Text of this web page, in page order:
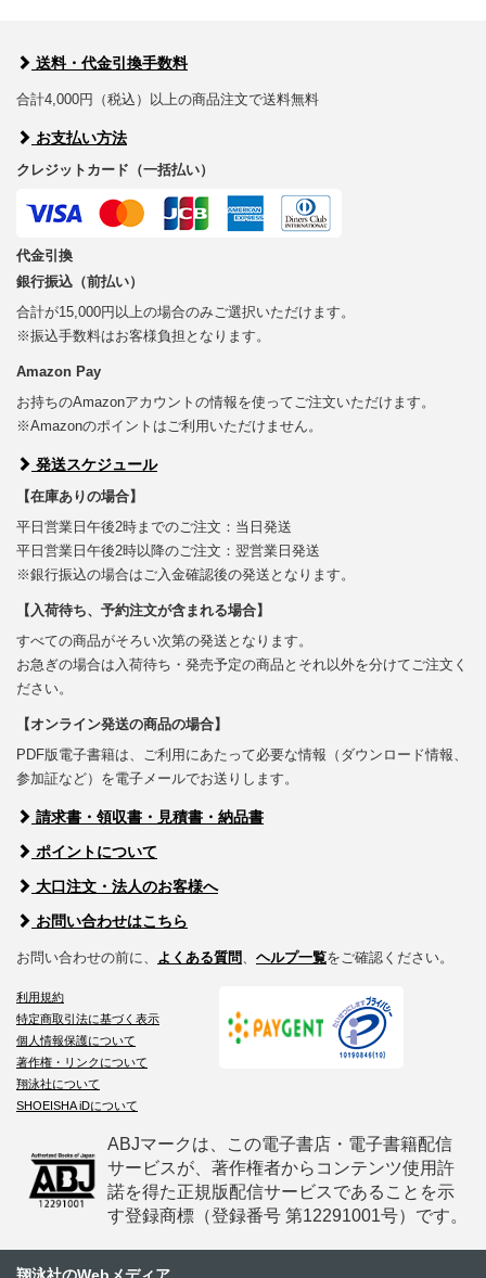
送料・代金引換手数料
合計4,000円（税込）以上の商品注文で送料無料
お支払い方法
クレジットカード（一括払い）
代金引換
銀行振込（前払い）
合計が15,000円以上の場合のみご選択いただけます。
※振込手数料はお客様負担となります。
Amazon Pay
お持ちのAmazonアカウントの情報を使ってご注文いただけます。
※Amazonのポイントはご利用いただけません。
発送スケジュール
【在庫ありの場合】
平日営業日午後2時までのご注文：当日発送
平日営業日午後2時以降のご注文：翌営業日発送
※銀行振込の場合はご入金確認後の発送となります。
【入荷待ち、予約注文が含まれる場合】
すべての商品がそろい次第の発送となります。
お急ぎの場合は入荷待ち・発売予定の商品とそれ以外を分けてご注文く
ださい。
【オンライン発送の商品の場合】
PDF版電子書籍は、ご利用にあたって必要な情報（ダウンロード情報、
参加証など）を電子メールでお送りします。
請求書・領収書・見積書・納品書
ポイントについて
大口注文・法人のお客様へ
お問い合わせはこちら
お問い合わせの前に、 よくある質問、 ヘルプ一覧をご確認ください。
利用規約
特定商取引法に基づく表示
個人情報保護について
著作権・リンクについて
翔泳社について
SHOEISHA iDについて
ABJマークは、この電子書店・電子書籍配信
サービスが、著作権者からコンテンツ使用許
諾を得た正規版配信サービスであることを示
す登録商標（登録番号 第12291001号）です。